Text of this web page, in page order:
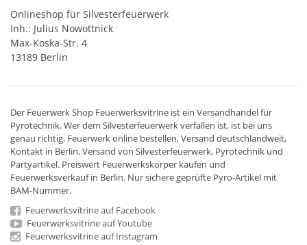
Onlineshop für Silvesterfeuerwerk
Inh.: Julius Nowottnick
Max-Koska-Str. 4
13189 Berlin
Der Feuerwerk Shop Feuerwerksvitrine ist ein Versandhandelfür
Pyrotechnik. Wer dem Silvesterfeuerwerk verfallen ist, ist bei uns
genau richtig. Feuerwerk online bestellen,Versand deutschlandweit,
Kontakt in Berlin. Versand von Silvesterfeuerwerk, Pyrotechnik und
Partyartikel. Preiswert Feuerwerkskörper kaufen und
Feuerwerksverkauf in Berlin. Nur sichere geprüfte Pyro-Artikel mit
BAM-Nummer.
Feuerwerksvitrine auf Facebook
Feuerwerksvitrine auf Youtube
Feuerwerksvitrine auf Instagram